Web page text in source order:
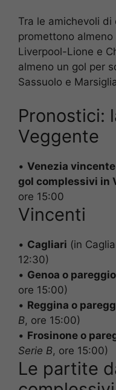
Tra le amichevoli di
promettono
Liverpool-Lione e
almeno un gol per
Sassuolo e
Pronostici:
Veggente
• Venezia
gol complessivi in
ore 15:00
Vincenti
• Cagliari (in
12:30)
• Genoa o pareggio
ore 15:00)
• Reggina o
B, ore 15:00)
• Frosinone o
Serie B, ore 15:00)
Le partite